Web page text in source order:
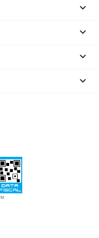


keyboard_arrow_down
